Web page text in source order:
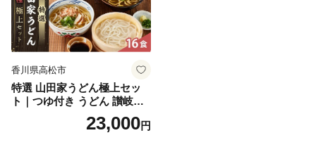
香川県高松市
特選 山田家うどん極上セッ
ト｜つゆ付き うどん 讃岐う
どん さぬきうどん 生麵 うど
んセット カレーうどん 生う
23,000円